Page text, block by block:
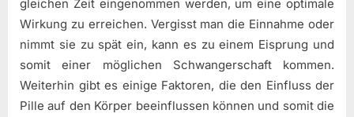
gleichen Zeit eingenommen werden, um eine optimale
Wirkung zu erreichen. Vergisst man die Einnahme oder
nimmt sie zu spät ein, kann es zu einem Eisprung und
somit einer möglichen Schwangerschaft kommen.
Weiterhin gibt es einige Faktoren, die den Einfluss der
Pille auf den Körper beeinflussen können und somit die